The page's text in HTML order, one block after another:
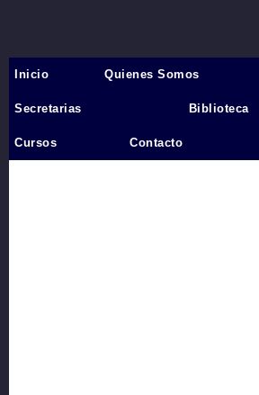
Inicio
Inicio Quienes Somos
Secretarias Biblioteca
Cursos Contacto